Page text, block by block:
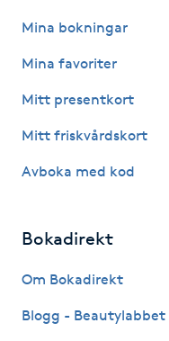
Kostrådgivning
Kroppsinpackning
Kroppspeeling
Mina bokningar
Mina favoriter
Mitt presentkort
Mitt friskvårdskort
Avboka med kod
Bokadirekt
Om Bokadirekt
Blogg - Beautylabbet